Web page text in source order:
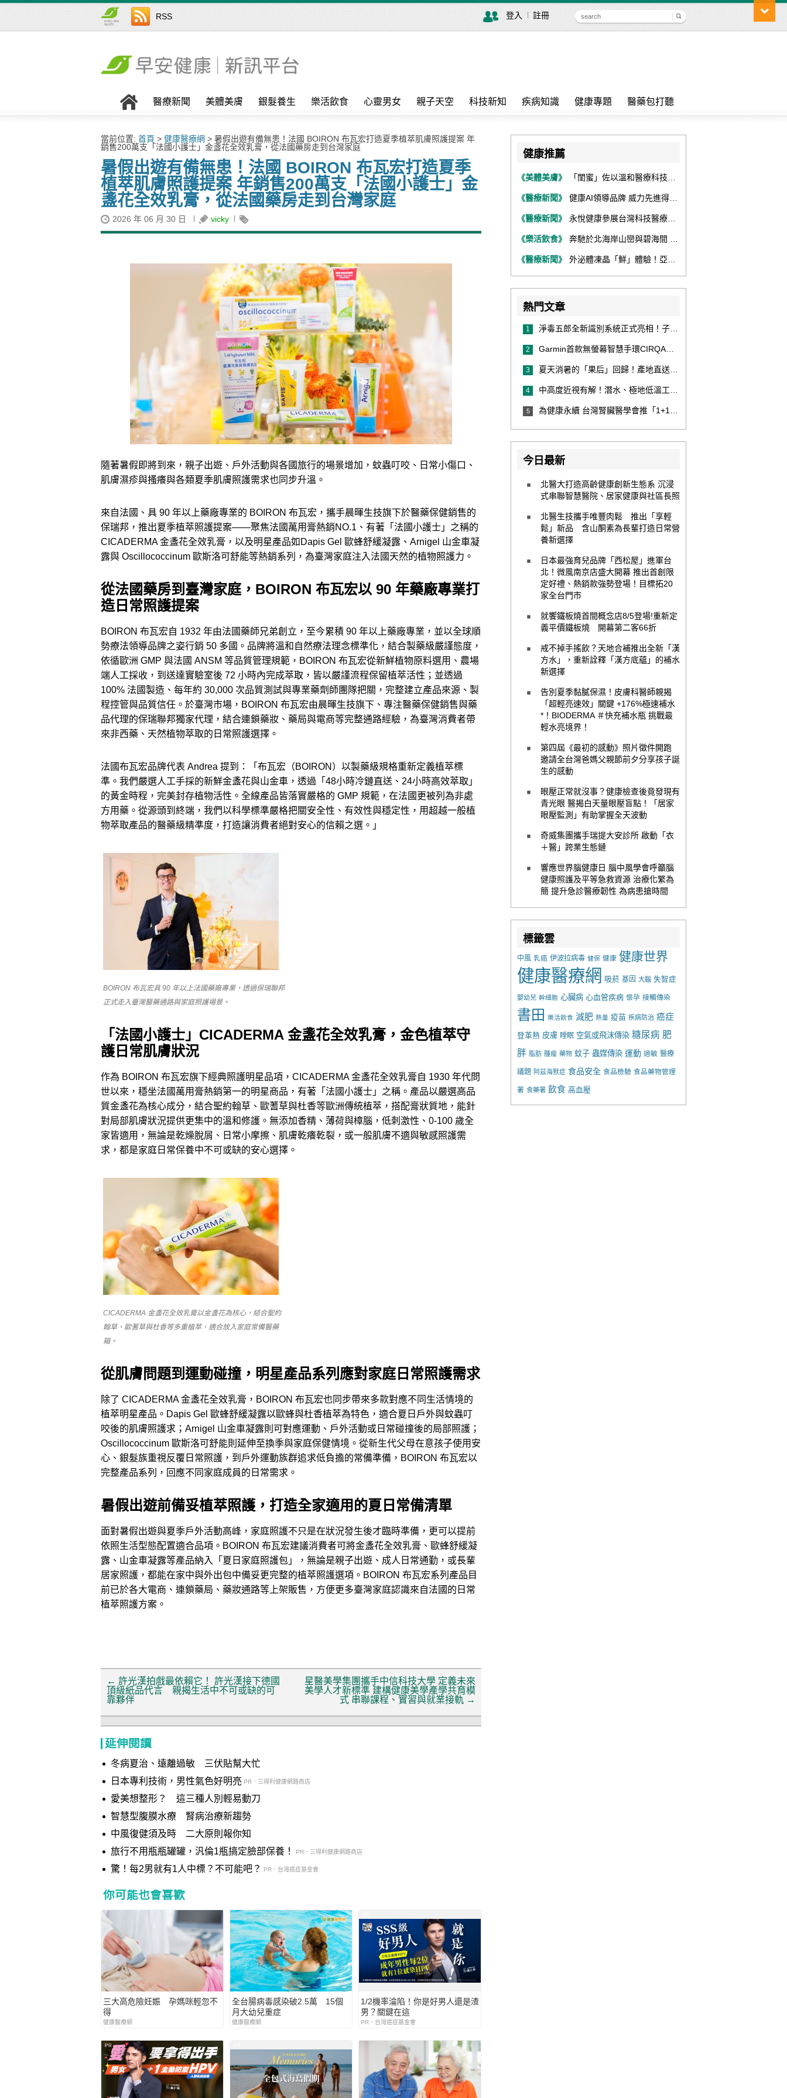
RSS 登入 註冊
醫療新聞 美體美膚 銀髮養生 樂活飲食 心靈男女 親子天空 科技新知 疾病知識 健康專題 醫藥包打聽
當前位置: 首頁 > 健康醫療網 > 暑假出遊有備無患！法國 BOIRON 布瓦宏打造夏季植萃肌膚照護提案 年
銷售200萬支「法國小護士」金盞花全效乳膏，從法國藥房走到台灣家庭
暑假出遊有備無患！法國 BOIRON 布瓦宏打造夏季
植萃肌膚照護提案 年銷售200萬支「法國小護士」金
盞花全效乳膏，從法國藥房走到台灣家庭
2026 年 06 月 30 日 vicky
隨著暑假即將到來，親子出遊、戶外活動與各國旅行的場景增加，蚊蟲叮咬、日常小傷口、
肌膚濕疹與搔癢與各類夏季肌膚照護需求也同步升溫。
來自法國、具 90 年以上藥廠專業的 BOIRON 布瓦宏，攜手晨暉生技旗下於醫藥保健銷售的
保瑞邦，推出夏季植萃照護提案——聚焦法國萬用膏熱銷NO.1、有著「法國小護士」之稱的
CICADERMA 金盞花全效乳膏，以及明星產品如Dapis Gel 歐蜂舒緩凝露、Arnigel 山金車凝
露與 Oscillococcinum 歐斯洛可舒能等熱銷系列，為臺灣家庭注入法國天然的植物照護力。
從法國藥房到臺灣家庭，BOIRON 布瓦宏以 90 年藥廠專業打
造日常照護提案
BOIRON 布瓦宏自 1932 年由法國藥師兄弟創立，至今累積 90 年以上藥廠專業，並以全球順
勢療法領導品牌之姿行銷 50 多國。品牌將溫和自然療法理念標準化，結合製藥級嚴謹態度，
依循歐洲 GMP 與法國 ANSM 等品質管理規範，BOIRON 布瓦宏從新鮮植物原料選用、農場
端人工採收，到送達實驗室後 72 小時內完成萃取，皆以嚴謹流程保留植萃活性；並透過
100% 法國製造、每年約 30,000 次品質測試與專業藥劑師團隊把關，完整建立產品來源、製
程控管與品質信任。於臺灣市場，BOIRON 布瓦宏由晨暉生技旗下、專注醫藥保健銷售與藥
品代理的保瑞聯邦獨家代理，結合連鎖藥妝、藥局與電商等完整通路經驗，為臺灣消費者帶
來非西藥、天然植物萃取的日常照護選擇。
法國布瓦宏品牌代表 Andrea 提到：「布瓦宏（BOIRON）以製藥級規格重新定義植萃標
準。我們嚴選人工手採的新鮮金盞花與山金車，透過「48小時冷鏈直送、24小時高效萃取」
的黃金時程，完美封存植物活性。全線產品皆落實嚴格的 GMP 規範，在法國更被列為非處
方用藥。從源頭到終端，我們以科學標準嚴格把關安全性、有效性與穩定性，用超越一般植
物萃取產品的醫藥級精準度，打造讓消費者絕對安心的信賴之選。」
BOIRON 布瓦宏具 90 年以上法國藥廠專業，透過保瑞聯邦
正式走入臺灣醫藥通路與家庭照護場景。
「法國小護士」CICADERMA 金盞花全效乳膏，金色植萃守
護日常肌膚狀況
作為 BOIRON 布瓦宏旗下經典照護明星品項，CICADERMA 金盞花全效乳膏自 1930 年代問
世以來，穩坐法國萬用膏熱銷第一的明星商品，有著「法國小護士」之稱。產品以嚴選高品
質金盞花為核心成分，結合聖約翰草、歐蓍草與杜香等歐洲傳統植萃，搭配膏狀質地，能針
對局部肌膚狀況提供更集中的溫和修護。無添加香精、薄荷與樟腦，低刺激性、0-100 歲全
家皆適用，無論是乾燥脫屑、日常小摩擦、肌膚乾癢乾裂，或一般肌膚不適與敏感照護需
求，都是家庭日常保養中不可或缺的安心選擇。
CICADERMA 金盞花全效乳膏以金盞花為核心，結合聖約
翰草、歐蓍草與杜香等多重植萃，適合放入家庭常備醫藥
箱。
從肌膚問題到運動碰撞，明星產品系列應對家庭日常照護需求
除了 CICADERMA 金盞花全效乳膏，BOIRON 布瓦宏也同步帶來多款對應不同生活情境的
植萃明星產品。Dapis Gel 歐蜂舒緩凝露以歐蜂與杜香植萃為特色，適合夏日戶外與蚊蟲叮
咬後的肌膚照護求；Arnigel 山金車凝露則可對應運動、戶外活動或日常碰撞後的局部照護；
Oscillococcinum 歐斯洛可舒能則延伸至換季與家庭保健情境。從新生代父母在意孩子使用安
心、銀髮族重視反覆日常照護，到戶外運動族群追求低負擔的常備準備，BOIRON 布瓦宏以
完整產品系列，回應不同家庭成員的日常需求。
暑假出遊前備妥植萃照護，打造全家適用的夏日常備清單
面對暑假出遊與夏季戶外活動高峰，家庭照護不只是在狀況發生後才臨時準備，更可以提前
依照生活型態配置適合品項。BOIRON 布瓦宏建議消費者可將金盞花全效乳膏、歐蜂舒緩凝
露、山金車凝露等產品納入「夏日家庭照護包」，無論是親子出遊、成人日常通勤，或長輩
居家照護，都能在家中與外出包中備妥更完整的植萃照護選項。BOIRON 布瓦宏系列產品目
前已於各大電商、連鎖藥局、藥妝通路等上架販售，方便更多臺灣家庭認識來自法國的日常
植萃照護方案。
← 許光漢拍戲最依賴它！ 許光漢接下德國
頂級紙品代言 親揭生活中不可或缺的可
靠夥伴
星醫美學集團攜手中信科技大學 定義未來
美學人才新標準 建構健康美學產學共育模
式 串聯課程、實習與就業接軌 →
延伸閱讀
冬病夏治、遠離過敏 三伏貼幫大忙
日本專利技術，男性氣色好明亮 PR．三得利健康網路商店
愛美想整形？ 這三種人別輕易動刀
智慧型腹膜水療 腎病治療新趨勢
中風復健須及時 二大原則報你知
旅行不用瓶瓶罐罐，汎倫1瓶搞定臉部保養！
PR．三得利健康網路商店
驚！每2男就有1人中標？不可能吧？ PR．台灣癌症基金會
你可能也會喜歡
三大高危險妊娠 孕媽咪輕忽不
得
健康醫療網
全台腸病毒感染破2.5萬 15個
月大幼兒重症
健康醫療網
1/2機率淪陷！你是好男人還是渣
男？關鍵在這
PR．台灣癌症基金會
PR
健康推薦
《美體美膚》 「閨蜜」佐以溫和醫療科技，陪伴女性找回身體舒適與自信
《醫療新聞》 健康AI領導品牌 威力先進得獎不斷 同獲『玉山獎』『金炬獎』最高肯定
《醫療新聞》 永悅健康參展台灣科技醫療展 展現數位健康全場景整合能力
《樂活飲食》 奔馳於北海岸山巒與碧海間 跑出屬於你的生命之光 『2026光境半程馬拉松挑戰賽－升龍道』火熱報名中
《醫療新聞》 外泌體凍晶「鮮」體驗！亞家生技解鎖24個月高活性 專利瓶蓋「秒回溶」超驚艷！醫科展秀「睛」亮神采
熱門文章
1 淨毒五郎全新識別系統正式亮相！子品牌然本再推體香噴霧新產品！
2 Garmin首款無螢幕智慧手環CIRQA登場 專注健康無須訂閱！ 輕量舒適風格百搭 生態系無縫串接 打造全天候零干擾健康與恢復管理新體驗
3 夏天消暑的「果后」回歸！產地直送泰國鮮山竹，打造夏日最頂級的天然補給
4 中高度近視有解！潛水、極地低溫工作者優選 EVO ICL 膠原蛋白眼內鏡
5 為健康永續 台灣腎臟醫學會推「1+1 Hold 好腎」 籲掌握eGFR＋UACR雙指標 及早把關腎健康
今日最新
北醫大打造高齡健康創新生態系 沉浸
式串聯智慧醫院、居家健康與社區長照
北醫生技攜手唯豐肉鬆 推出「享輕
鬆」新品 含山酮素為長輩打造日常營
養新選擇
日本最強育兒品牌「西松屋」進軍台
北！微風南京店盛大開幕 推出首創限
定好禮、熱銷款強勢登場！目標拓20
家全台門市
就饗鐵板燒首間概念店8/5登場!重新定
義平價鐵板燒 開幕第二客66折
戒不掉手搖飲？天地合補推出全新「漢
方水」，重新詮釋「漢方底蘊」的補水
新選擇
告別夏季黏膩保濕！皮膚科醫師親揭
「超輕亮速效」關鍵 +176%極速補水
*！BIODERMA ＃快充補水瓶 挑戰最
輕水亮境界！
第四屆《最初的感動》照片徵件開跑
邀請全台灣爸媽父親節前夕分享孩子誕
生的感動
眼壓正常就沒事？健康檢查後竟發現有
青光眼 醫揭白天量眼壓盲點！「居家
眼壓監測」有助掌握全天波動
奇威集團攜手瑞提大安診所 啟動「衣
＋醫」跨業生態鏈
響應世界腦健康日 腦中風學會呼籲腦
健康照護及平等急救資源 治療化繁為
簡 提升急診醫療韌性 為病患搶時間
標籤雲
中風 乳癌 伊波拉病毒 健保 健康 健康世界
健康醫療網 吸菸 基因 大腦 失智症
嬰幼兒 幹細胞 心臟病 心血管疾病 懷孕 接觸傳染
書田 樂活飲食 減肥 熱量 疫苗 疾病防治 癌症
登革熱 皮膚 睡眠 空氣或飛沫傳染 糖尿病 肥
胖 脂肪 腫瘤 藥物 蚊子 蟲媒傳染 運動 過敏 醫療
議題 阿茲海默症 食品安全 食品檢驗 食品藥物管理
署 食藥署 飲食 高血壓